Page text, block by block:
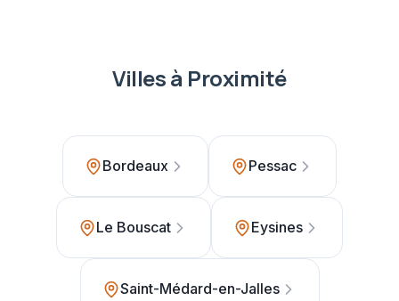
Villes à Proximité
Bordeaux Pessac
Le Bouscat Eysines
Saint-Médard-en-Jalles